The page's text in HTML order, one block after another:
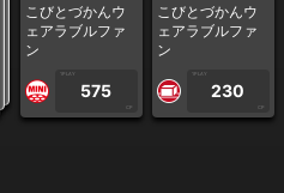
こびとづかんウ
ェアラブルファ
ン
1PLAY
575
CP
こびとづかんウ
ェアラブルファ
ン
1PLAY
230
CP